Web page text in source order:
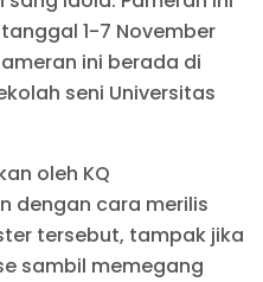
1-7 November
ini berada di
seni Universitas
oleh KQ
dengan cara merilis
tersebut, tampak jika
sambil memegang